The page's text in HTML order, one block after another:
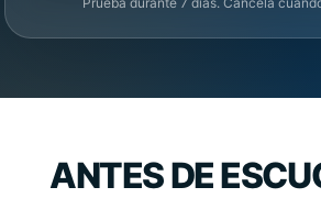
ANTES DE